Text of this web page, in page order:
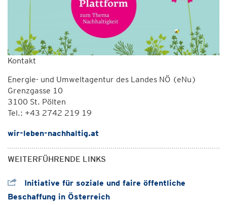
Kontakt
Energie- und Umweltagentur des Landes NÖ (eNu)
Grenzgasse 10
3100 St. Pölten
Tel.: +43 2742 219 19
wir-leben-nachhaltig.at
WEITERFÜHRENDE LINKS
Initiative für soziale und faire öffentliche
Beschaffung in Österreich